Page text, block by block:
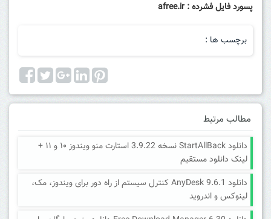
پسورد فایل فشرده : afree.ir
برچسب ها :
مطالب مرتبط
دانلود StartAllBack نسخه 3.9.22 استارت منو ویندوز ۱۰ و ۱۱ +
لینک دانلود مستقیم
دانلود AnyDesk 9.6.1 کنترل سیستم از راه دور برای ویندوز، مک،
لینوکس و اندروید